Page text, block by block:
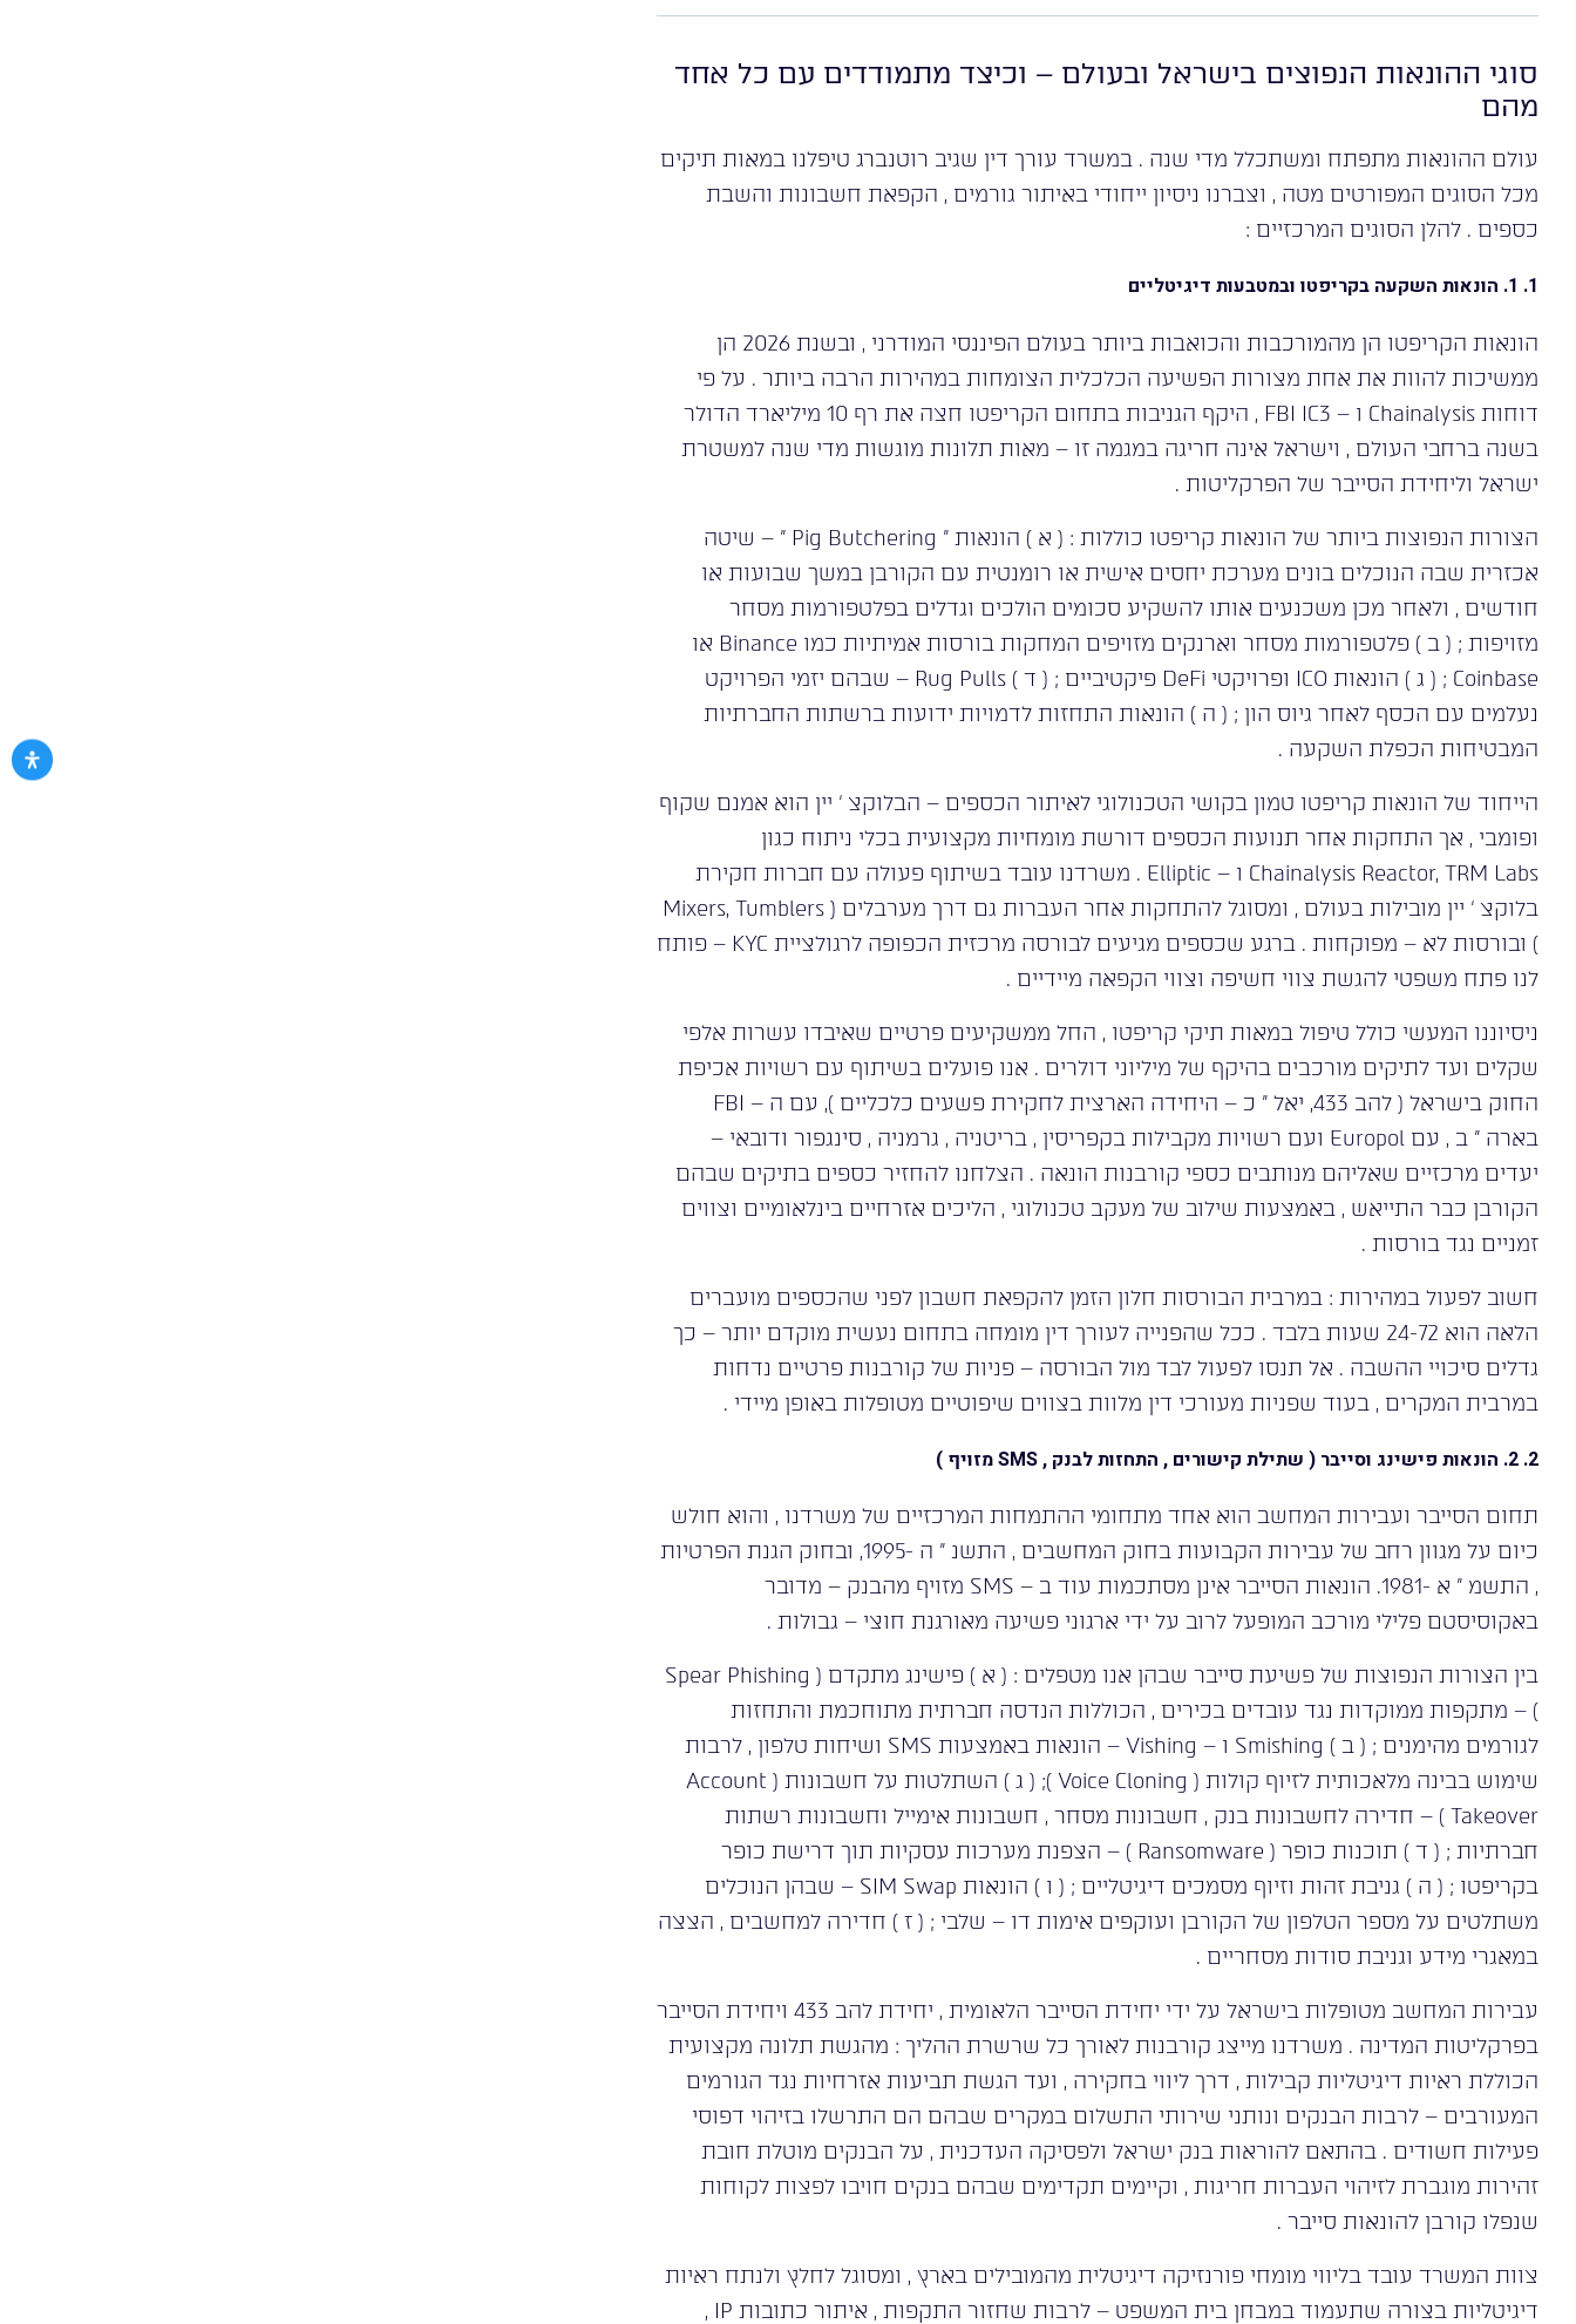
סוגי ההונאות הנפוצים בישראל ובעולם – וכיצד מתמודדים עם כל אחד
מהם
עולם ההונאות מתפתח ומשתכלל מדי שנה . במשרד עורך דין שגיב רוטנברג טיפלנו במאות תיקים
מכל הסוגים המפורטים מטה , וצברנו ניסיון ייחודי באיתור גורמים , הקפאת חשבונות והשבת
כספים . להלן הסוגים המרכזיים :
1. 1. הונאות השקעה בקריפטו ובמטבעות דיגיטליים
הונאות הקריפטו הן מהמורכבות והכואבות ביותר בעולם הפיננסי המודרני , ובשנת 2026 הן
ממשיכות להוות את אחת מצורות הפשיעה הכלכלית הצומחות במהירות הרבה ביותר . על פי
דוחות Chainalysis ו – FBI IC3 , היקף הגניבות בתחום הקריפטו חצה את רף 10 מיליארד הדולר
בשנה ברחבי העולם , וישראל אינה חריגה במגמה זו – מאות תלונות מוגשות מדי שנה למשטרת
ישראל וליחידת הסייבר של הפרקליטות .
הצורות הנפוצות ביותר של הונאות קריפטו כוללות : ( א ) הונאות ” Pig Butchering ” – שיטה
אכזרית שבה הנוכלים בונים מערכת יחסים אישית או רומנטית עם הקורבן במשך שבועות או
חודשים , ולאחר מכן משכנעים אותו להשקיע סכומים הולכים וגדלים בפלטפורמות מסחר
מזויפות ; ( ב ) פלטפורמות מסחר וארנקים מזויפים המחקות בורסות אמיתיות כמו Binance או
Coinbase ; ( ג ) הונאות ICO ופרויקטי DeFi פיקטיביים ; ( ד ) Rug Pulls – שבהם יזמי הפרויקט
נעלמים עם הכסף לאחר גיוס הון ; ( ה ) הונאות התחזות לדמויות ידועות ברשתות החברתיות
המבטיחות הכפלת השקעה .
הייחוד של הונאות קריפטו טמון בקושי הטכנולוגי לאיתור הכספים – הבלוקצ ‘ יין הוא אמנם שקוף
ופומבי , אך התחקות אחר תנועות הכספים דורשת מומחיות מקצועית בכלי ניתוח כגון
Chainalysis Reactor, TRM Labs ו – Elliptic . משרדנו עובד בשיתוף פעולה עם חברות חקירת
בלוקצ ‘ יין מובילות בעולם , ומסוגל להתחקות אחר העברות גם דרך מערבלים ( Mixers, Tumblers
) ובורסות לא – מפוקחות . ברגע שכספים מגיעים לבורסה מרכזית הכפופה לרגולציית KYC – פותח
לנו פתח משפטי להגשת צווי חשיפה וצווי הקפאה מיידיים .
ניסיוננו המעשי כולל טיפול במאות תיקי קריפטו , החל ממשקיעים פרטיים שאיבדו עשרות אלפי
שקלים ועד לתיקים מורכבים בהיקף של מיליוני דולרים . אנו פועלים בשיתוף עם רשויות אכיפת
החוק בישראל ( להב 433, יאל ” כ – היחידה הארצית לחקירת פשעים כלכליים ), עם ה – FBI
בארה ” ב , עם Europol ועם רשויות מקבילות בקפריסין , בריטניה , גרמניה , סינגפור ודובאי –
יעדים מרכזיים שאליהם מנותבים כספי קורבנות הונאה . הצלחנו להחזיר כספים בתיקים שבהם
הקורבן כבר התייאש , באמצעות שילוב של מעקב טכנולוגי , הליכים אזרחיים בינלאומיים וצווים
זמניים נגד בורסות .
חשוב לפעול במהירות : במרבית הבורסות חלון הזמן להקפאת חשבון לפני שהכספים מועברים
הלאה הוא 24-72 שעות בלבד . ככל שהפנייה לעורך דין מומחה בתחום נעשית מוקדם יותר – כך
גדלים סיכויי ההשבה . אל תנסו לפעול לבד מול הבורסה – פניות של קורבנות פרטיים נדחות
במרבית המקרים , בעוד שפניות מעורכי דין מלוות בצווים שיפוטיים מטופלות באופן מיידי .
2. 2. הונאות פישינג וסייבר ( שתילת קישורים , התחזות לבנק , SMS מזויף )
תחום הסייבר ועבירות המחשב הוא אחד מתחומי ההתמחות המרכזיים של משרדנו , והוא חולש
כיום על מגוון רחב של עבירות הקבועות בחוק המחשבים , התשנ ” ה -1995, ובחוק הגנת הפרטיות
, התשמ ” א -1981. הונאות הסייבר אינן מסתכמות עוד ב – SMS מזויף מהבנק – מדובר
באקוסיסטם פלילי מורכב המופעל לרוב על ידי ארגוני פשיעה מאורגנת חוצי – גבולות .
בין הצורות הנפוצות של פשיעת סייבר שבהן אנו מטפלים : ( א ) פישינג מתקדם ( Spear Phishing
) – מתקפות ממוקדות נגד עובדים בכירים , הכוללות הנדסה חברתית מתוחכמת והתחזות
לגורמים מהימנים ; ( ב ) Smishing ו – Vishing – הונאות באמצעות SMS ושיחות טלפון , לרבות
שימוש בבינה מלאכותית לזיוף קולות ( Voice Cloning ); ( ג ) השתלטות על חשבונות ( Account
Takeover ) – חדירה לחשבונות בנק , חשבונות מסחר , חשבונות אימייל וחשבונות רשתות
חברתיות ; ( ד ) תוכנות כופר ( Ransomware ) – הצפנת מערכות עסקיות תוך דרישת כופר
בקריפטו ; ( ה ) גניבת זהות וזיוף מסמכים דיגיטליים ; ( ו ) הונאות SIM Swap – שבהן הנוכלים
משתלטים על מספר הטלפון של הקורבן ועוקפים אימות דו – שלבי ; ( ז ) חדירה למחשבים , הצצה
במאגרי מידע וגניבת סודות מסחריים .
עבירות המחשב מטופלות בישראל על ידי יחידת הסייבר הלאומית , יחידת להב 433 ויחידת הסייבר
בפרקליטות המדינה . משרדנו מייצג קורבנות לאורך כל שרשרת ההליך : מהגשת תלונה מקצועית
הכוללת ראיות דיגיטליות קבילות , דרך ליווי בחקירה , ועד הגשת תביעות אזרחיות נגד הגורמים
המעורבים – לרבות הבנקים ונותני שירותי התשלום במקרים שבהם הם התרשלו בזיהוי דפוסי
פעילות חשודים . בהתאם להוראות בנק ישראל ולפסיקה העדכנית , על הבנקים מוטלת חובת
זהירות מוגברת לזיהוי העברות חריגות , וקיימים תקדימים שבהם בנקים חויבו לפצות לקוחות
שנפלו קורבן להונאות סייבר .
צוות המשרד עובד בליווי מומחי פורנזיקה דיגיטלית מהמובילים בארץ , ומסוגל לחלץ ולנתח ראיות
דיגיטליות בצורה שתעמוד במבחן בית המשפט – לרבות שחזור התקפות , איתור כתובות IP ,